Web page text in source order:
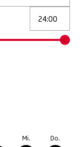
Mi. Do.